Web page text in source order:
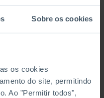
Sobre os cookies
os cookies
do site, permitindo
Ao "Permitir todos",